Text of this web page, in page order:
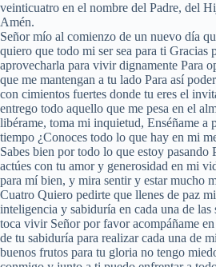
veinticuatro en el nombre del Padre, del
Amén.
Señor mío al comienzo de un nuevo día
quiero que todo mi ser sea para ti Gracias
aprovecharla para vivir dignamente Para
que me mantengan a tu lado Para así
con cimientos fuertes donde tu eres el
entrego todo aquello que me pesa en el
libérame, toma mi inquietud, Enséñame a
tiempo ¿Conoces todo lo que hay en mi
Sabes bien por todo lo que estoy pasando
actúes con tu amor y generosidad en mi
para mí bien, y mira sentir y estar mucho
Cuatro Quiero pedirte que llenes de paz
inteligencia y sabiduría en cada una de
toca vivir Señor por favor acompáñame
de tu sabiduría para realizar cada una de
buenos frutos para tu gloria no tengo